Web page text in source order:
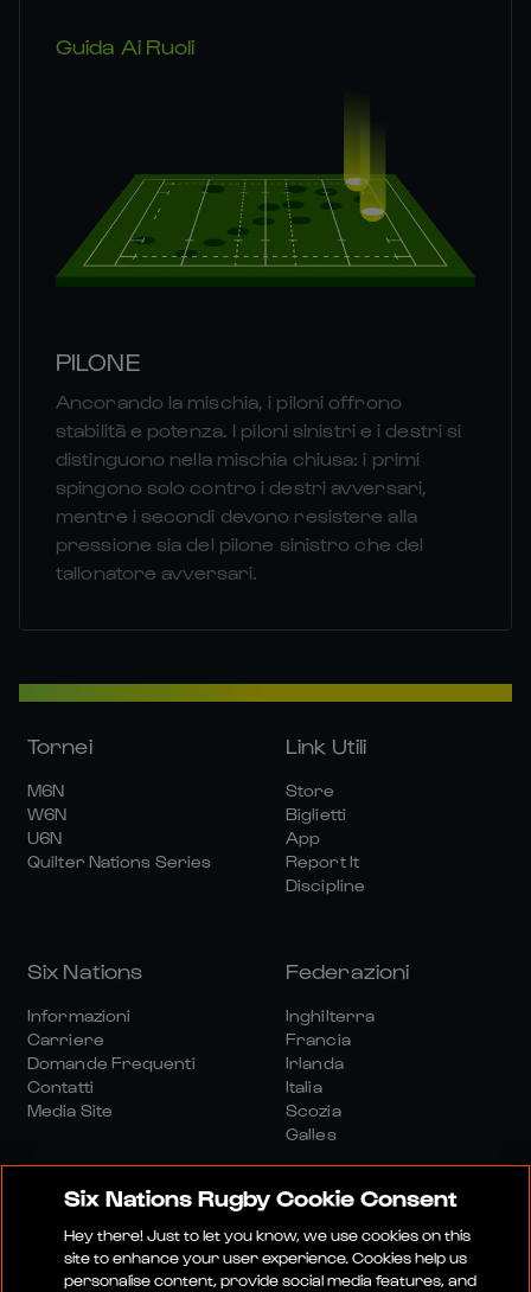
Guida Ai Ruoli
PILONE
Ancorando la mischia, i piloni offrono
stabilità e potenza. I piloni sinistri e i destri si
distinguono nella mischia chiusa: i primi
spingono solo contro i destri avversari,
mentre i secondi devono resistere alla
pressione sia del pilone sinistro che del
tallonatore avversari.
Tornei
M6N
W6N
U6N
Quilter Nations Series
Link Utili
Store
Biglietti
App
Report It
Discipline
Six Nations
Informazioni
Carriere
Domande Frequenti
Contatti
Media Site
Federazioni
Inghilterra
Francia
Irlanda
Italia
Scozia
Galles
Six Nations Rugby Cookie Consent
Hey there! Just to let you know, we use cookies on this
site to enhance your user experience. Cookies help us
personalise content, provide social media features, and